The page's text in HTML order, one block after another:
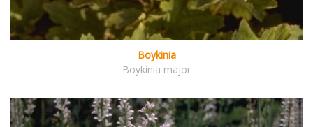
Boykinia
Boykinia major